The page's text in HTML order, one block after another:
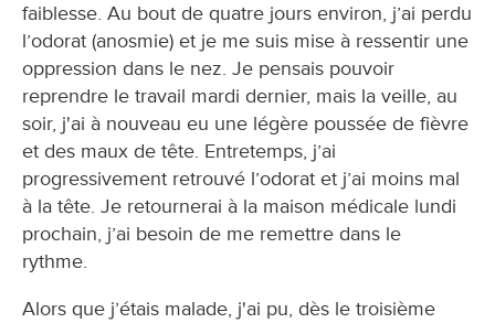
faiblesse. Au bout de quatre jours environ, j’ai perdu
l’odorat (anosmie) et je me suis mise à ressentir une
oppression dans le nez. Je pensais pouvoir
reprendre le travail mardi dernier, mais la veille, au
soir, j'ai à nouveau eu une légère poussée de fièvre
et des maux de tête. Entretemps, j’ai
progressivement retrouvé l’odorat et j’ai moins mal
à la tête. Je retournerai à la maison médicale lundi
prochain, j’ai besoin de me remettre dans le
rythme.
Alors que j’étais malade, j'ai pu, dès le troisième